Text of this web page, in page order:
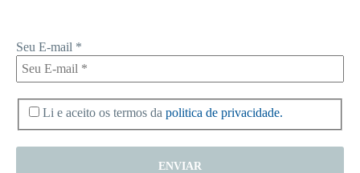
Seu E-mail *
Li e aceito os termos da politica de privacidade.